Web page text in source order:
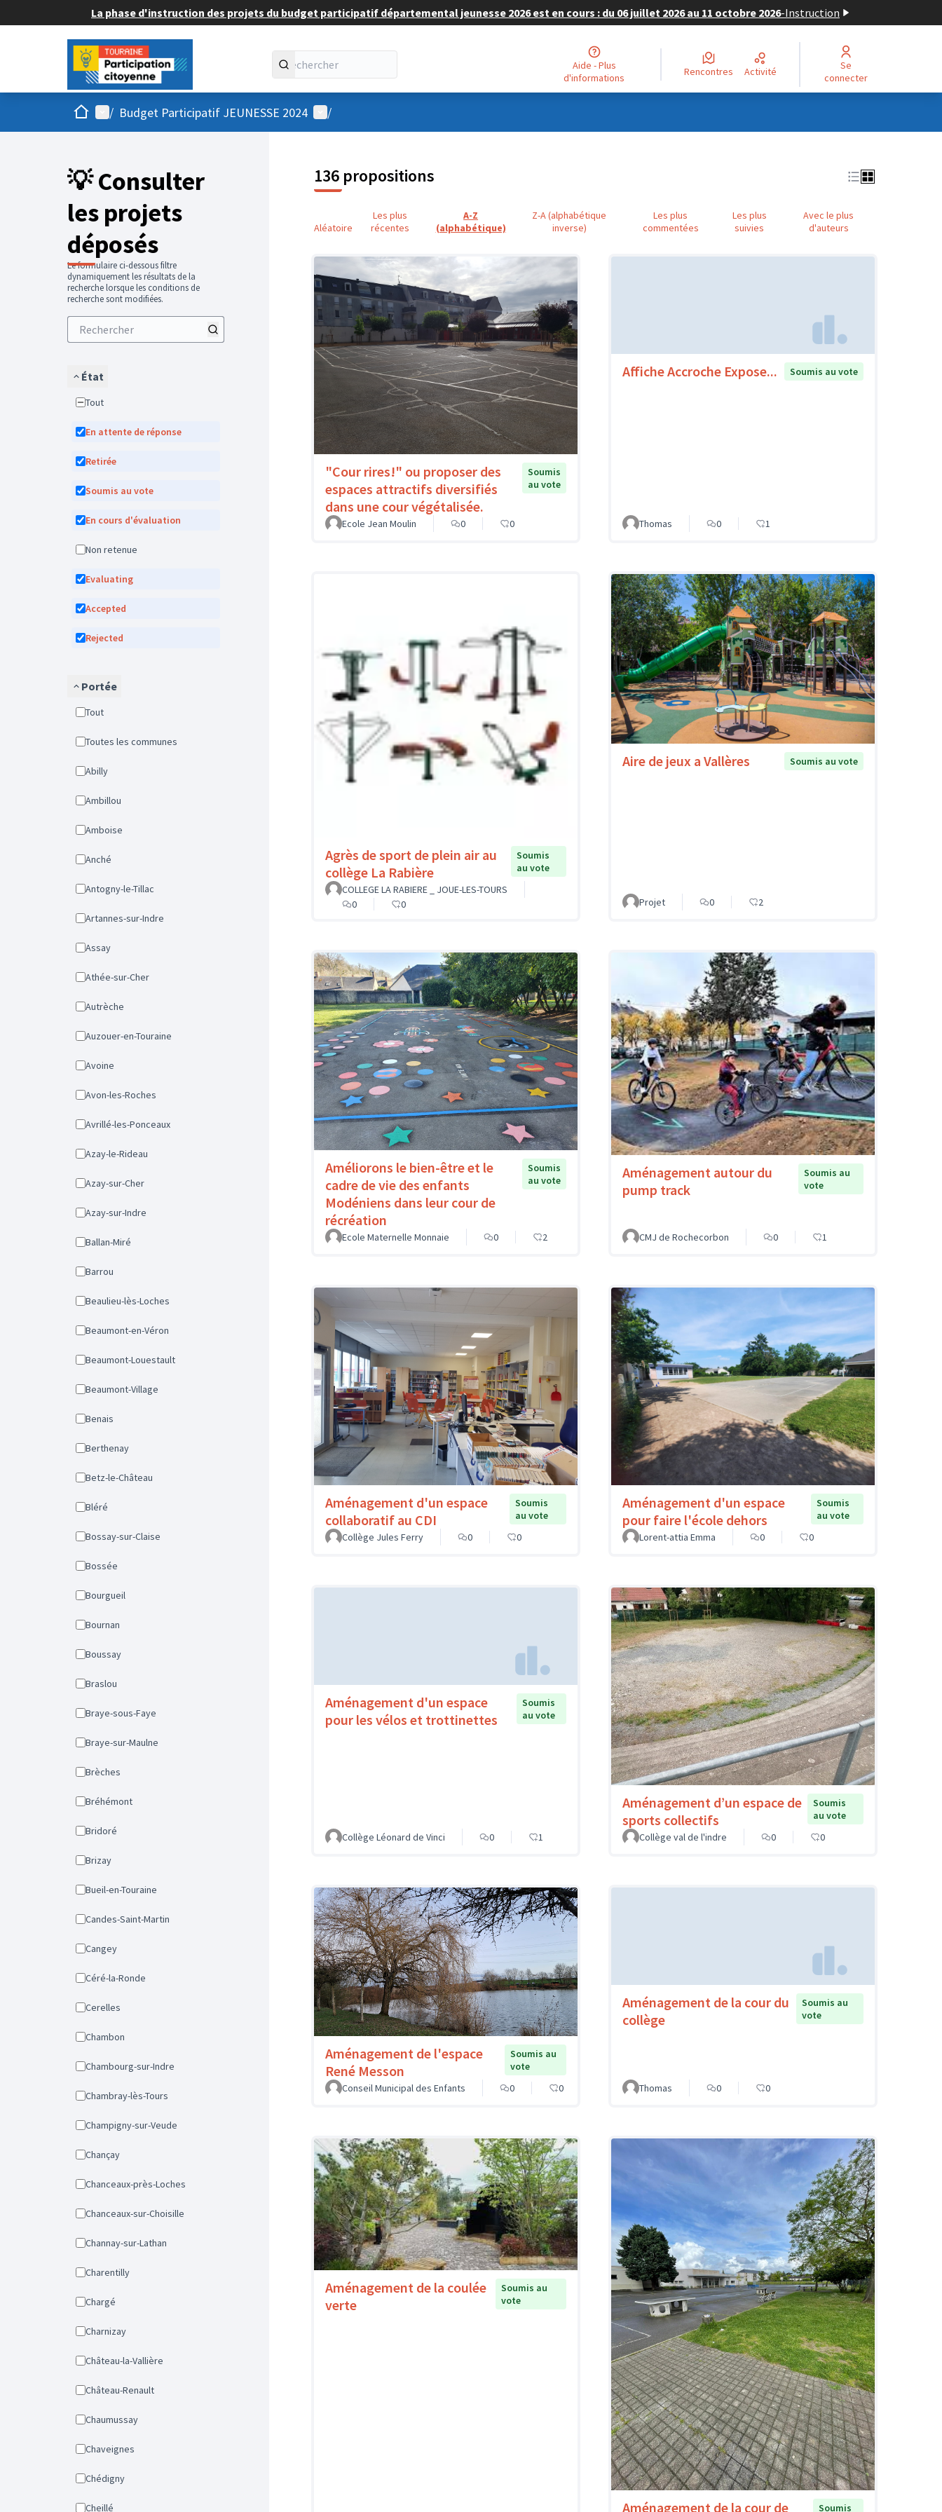
La phase d'instruction des projets du budget participatif départemental jeunesse 2026 est en cours : du 06 juillet 2026 au 11 octobre 2026-Instruction
Aide - Plus
d'informations
Rencontres Activité
Se
connecter
AccueilMenu principal
/ Budget Participatif JEUNESSE 2024 Menu utilisateur
/
💡 Consulter
les projets
déposés
Le formulaire ci-dessous filtre
dynamiquement les résultats de la
recherche lorsque les conditions de
recherche sont modifiées.
État
Tout
En attente de réponse
Retirée
Soumis au vote
En cours d'évaluation
Non retenue
Evaluating
Accepted
Rejected
Portée
Tout
Toutes les communes
Abilly
Ambillou
Amboise
Anché
Antogny-le-Tillac
Artannes-sur-Indre
Assay
Athée-sur-Cher
Autrèche
Auzouer-en-Touraine
Avoine
Avon-les-Roches
Avrillé-les-Ponceaux
Azay-le-Rideau
Azay-sur-Cher
Azay-sur-Indre
Ballan-Miré
Barrou
Beaulieu-lès-Loches
Beaumont-en-Véron
Beaumont-Louestault
Beaumont-Village
Benais
Berthenay
Betz-le-Château
Bléré
Bossay-sur-Claise
Bossée
Bourgueil
Bournan
Boussay
Braslou
Braye-sous-Faye
Braye-sur-Maulne
Brèches
Bréhémont
Bridoré
Brizay
Bueil-en-Touraine
Candes-Saint-Martin
Cangey
Céré-la-Ronde
Cerelles
Chambon
Chambourg-sur-Indre
Chambray-lès-Tours
Champigny-sur-Veude
Chançay
Chanceaux-près-Loches
Chanceaux-sur-Choisille
Channay-sur-Lathan
Charentilly
Chargé
Charnizay
Château-la-Vallière
Château-Renault
Chaumussay
Chaveignes
Chédigny
Cheillé
136 propositions
Aléatoire
Les plus
récentes
A-Z
(alphabétique)
Z-A (alphabétique
inverse)
Les plus
commentées
Les plus
suivies
Avec le plus
d'auteurs
"Cour rires!" ou proposer des
espaces attractifs diversifiés
dans une cour végétalisée.
Soumis
au vote
Ecole Jean Moulin 0 0
Affiche Accroche Expose... Soumis au vote
Thomas 0 1
Agrès de sport de plein air au
collège La Rabière
Soumis
au vote
COLLEGE LA RABIERE _ JOUE-LES-TOURS
0
0
Aire de jeux a Vallères Soumis au vote
Projet 0 2
Améliorons le bien-être et le
cadre de vie des enfants
Modéniens dans leur cour de
récréation
Soumis
au vote
Ecole Maternelle Monnaie 0 2
Aménagement autour du
pump track
Soumis au
vote
CMJ de Rochecorbon 0 1
Aménagement d'un espace
collaboratif au CDI
Soumis
au vote
Collège Jules Ferry
0 0
Aménagement d'un espace
pour faire l'école dehors
Soumis
au vote
Lorent-attia Emma
0 0
Aménagement d'un espace
pour les vélos et trottinettes
Soumis
au vote
Collège Léonard de Vinci 0 1
Aménagement d’un espace de
sports collectifs
Soumis
au vote
Collège val de l'indre
0 0
Aménagement de l'espace
René Messon
Soumis au
vote
Conseil Municipal des Enfants
0 0
Aménagement de la cour du
collège
Soumis au
vote
Thomas 0 0
Aménagement de la coulée
verte
Soumis au
vote
Aménagement de la cour de Soumis